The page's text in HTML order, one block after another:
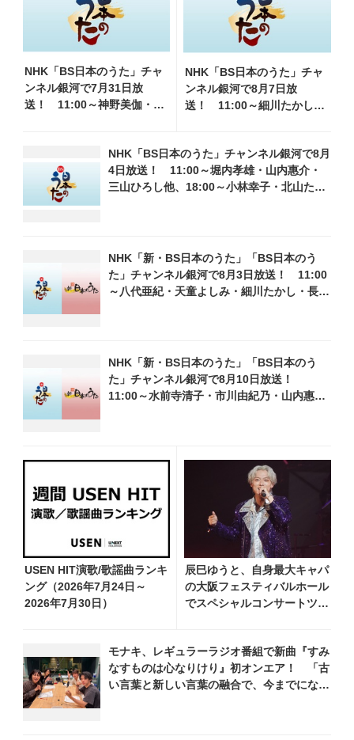
NHK「BS日本のうた」チャ
ンネル銀河で7月31日放
送！ 11:00～神野美伽・キ
場！ 各放送回の出演者・
曲目情報
NHK「BS日本のうた」チャ
ンネル銀河で8月7日放
送！ 11:00～細川たかし・
場！ 各放送回の出演者・曲
目情報
NHK「BS日本のうた」チャンネル銀河で8月
4日放送！ 11:00～堀内孝雄・山内惠介・
三山ひろし他、18:00～小林幸子・北山たけ
NHK「新・BS日本のうた」「BS日本のう
た」チャンネル銀河で8月3日放送！ 11:00
～八代亜紀・天童よしみ・細川たかし・長山
NHK「新・BS日本のうた」「BS日本のう
た」チャンネル銀河で8月10日放送！
11:00～水前寺清子・市川由紀乃・山内惠介
USEN HIT演歌/歌謡曲ランキ
ング（2026年7月24日～
2026年7月30日）
辰巳ゆうと、自身最大キャパ
の大阪フェスティバルホール
でスペシャルコンサートツア
に同ホールで追加公演が決定
モナキ、レギュラーラジオ番組で新曲『すみ
なすものは心なりけり』初オンエア！ 「古
い言葉と新しい言葉の融合で、今までにない